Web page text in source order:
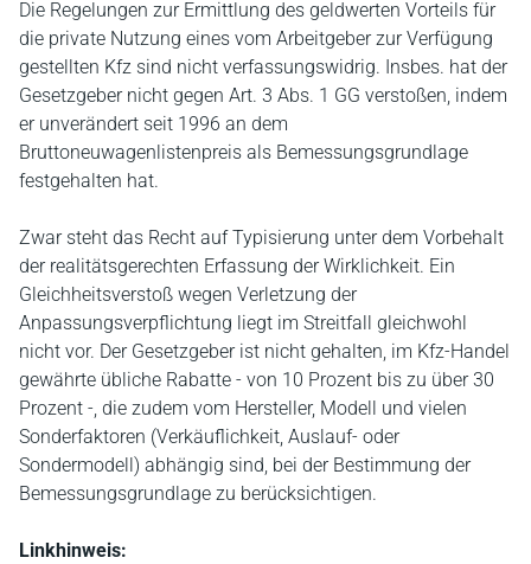
Die Regelungen zur Ermittlung des geldwerten Vorteils für
die private Nutzung eines vom Arbeitgeber zur Verfügung
gestellten Kfz sind nicht verfassungswidrig. Insbes. hat der
Gesetzgeber nicht gegen Art. 3 Abs. 1 GG verstoßen, indem
er unverändert seit 1996 an dem
Bruttoneuwagenlistenpreis als Bemessungsgrundlage
festgehalten hat.
Zwar steht das Recht auf Typisierung unter dem Vorbehalt
der realitätsgerechten Erfassung der Wirklichkeit. Ein
Gleichheitsverstoß wegen Verletzung der
Anpassungsverpflichtung liegt im Streitfall gleichwohl
nicht vor. Der Gesetzgeber ist nicht gehalten, im Kfz-Handel
gewährte übliche Rabatte - von 10 Prozent bis zu über 30
Prozent -, die zudem vom Hersteller, Modell und vielen
Sonderfaktoren (Verkäuflichkeit, Auslauf- oder
Sondermodell) abhängig sind, bei der Bestimmung der
Bemessungsgrundlage zu berücksichtigen.
Linkhinweis: